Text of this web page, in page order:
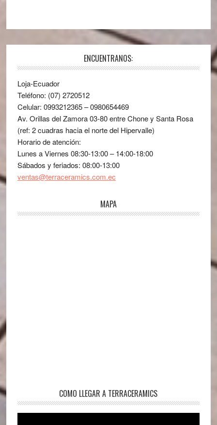
ENCUENTRANOS:
Loja-Ecuador
Teléfono: (07) 2720512
Celular: 0993212365 – 0980654469
Av. Orillas del Zamora 03-80 entre Chone y Santa Rosa
(ref: 2 cuadras hacia el norte del Hipervalle)
Horario de atención:
Lunes a Viernes 08:30-13:00 – 14:00-18:00
Sábados y feriados: 08:00-13:00
ventas@terraceramics.com.ec
MAPA
COMO LLEGAR A TERRACERAMICS